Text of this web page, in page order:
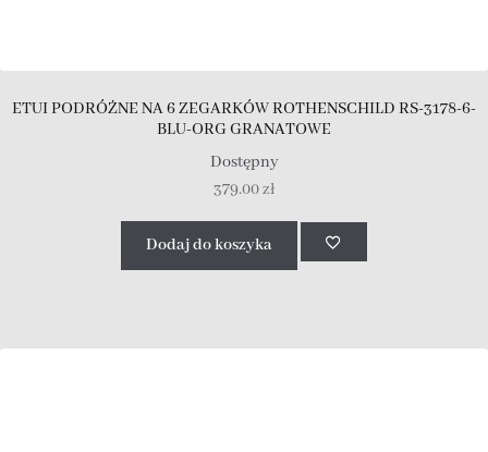
ETUI PODRÓŻNE NA 6 ZEGARKÓW ROTHENSCHILD RS-3178-6-
BLU-ORG GRANATOWE
Dostępny
379.00zł
Dodaj do koszyka